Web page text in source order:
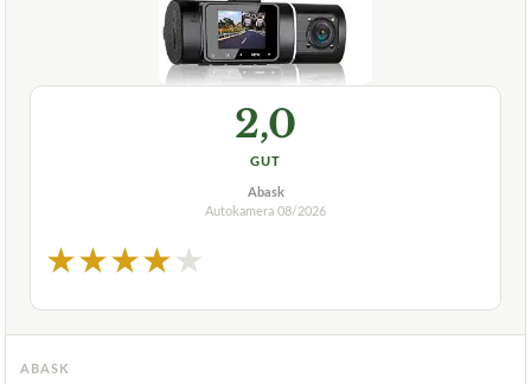
2,0
GUT
Abask
Autokamera 08/2026
★★★★★
ABASK